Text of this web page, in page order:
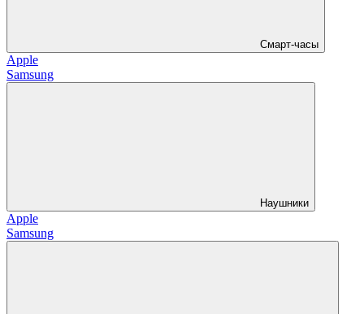
Смарт-часы
Apple
Samsung
Наушники
Apple
Samsung